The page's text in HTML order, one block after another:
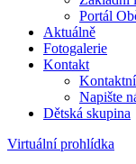
Portál
Aktuálně
Fotogalerie
Kontakt
Napište
Dětská skupina
Virtuální prohlídka